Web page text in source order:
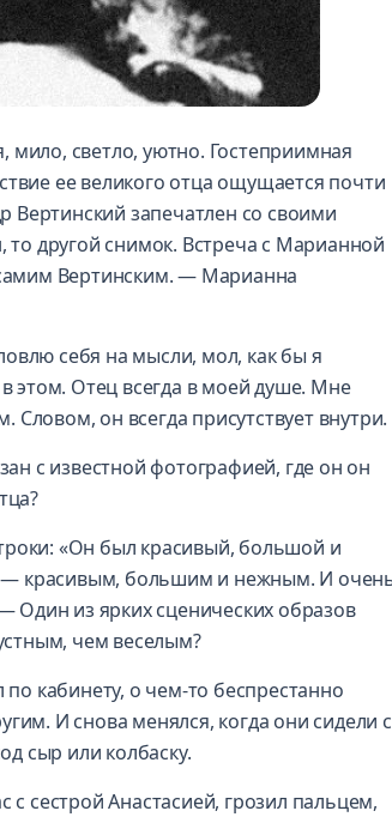
мило, светло, уютно. Гостеприимная
ее великого отца ощущается почти
Вертинский запечатлен со своими
другой снимок. Встреча с Марианной
Вертинским. — Марианна
себя на мысли, мол, как бы я
этом. Отец всегда в моей душе. Мне
он всегда присутствует внутри.
с известной фотографией, где он он
«Он был красивый, большой и
— красивым, большим и нежным. И
из ярких сценических образов
чем веселым?
кабинету, о чем-то беспрестанно
И снова менялся, когда они сидели с
сыр или колбаску.
сестрой Анастасией, грозил пальцем,